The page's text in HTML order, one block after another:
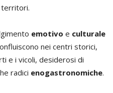
emotivo e culturale
nei centri storici,
e i vicoli, desiderosi di
radici enogastronomiche.